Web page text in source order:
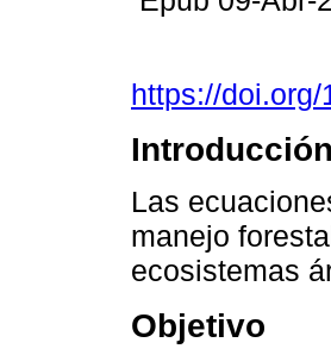
https://
Introducción
Las
manejo
ecosistemas
Objetivo